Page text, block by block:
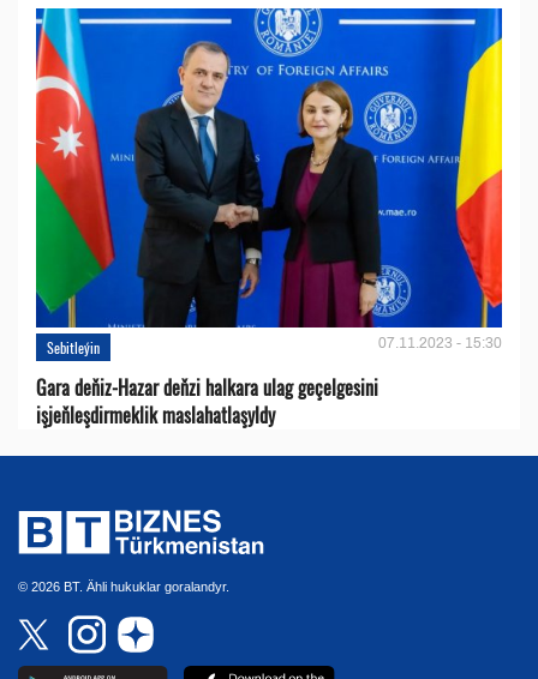
Sebitleýin 07.11.2023 - 15:30
Gara deňiz-Hazar deňzi halkara ulag geçelgesini
işjeňleşdirmeklik maslahatlaşyldy
© 2026 BT. Ähli hukuklar goralandyr.